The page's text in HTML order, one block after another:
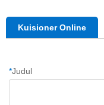
Kuisioner Online
*Judul